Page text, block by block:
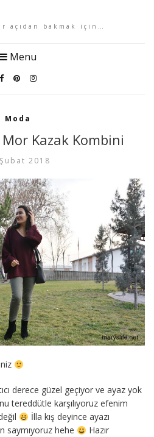
açıdan bakmak için…
Menu
Moda
Mor Kazak Kombini
2018
derece güzel geçiyor ve ayaz yok
tereddütle karşılıyoruz efenim
İlla kış deyince ayazı
saymıyoruz hehe
Hazır